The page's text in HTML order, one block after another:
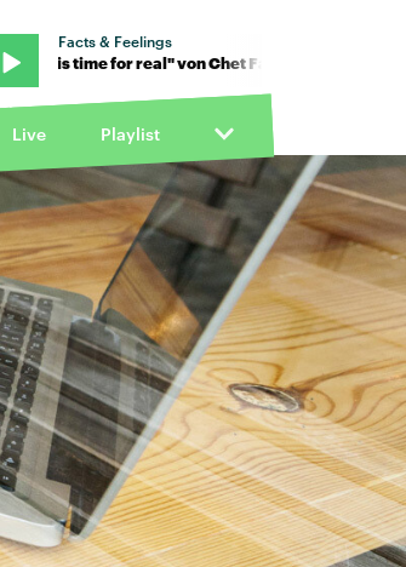
Facts & Feelings
real" von Chet Faker · "This time for real" von
Live Playlist